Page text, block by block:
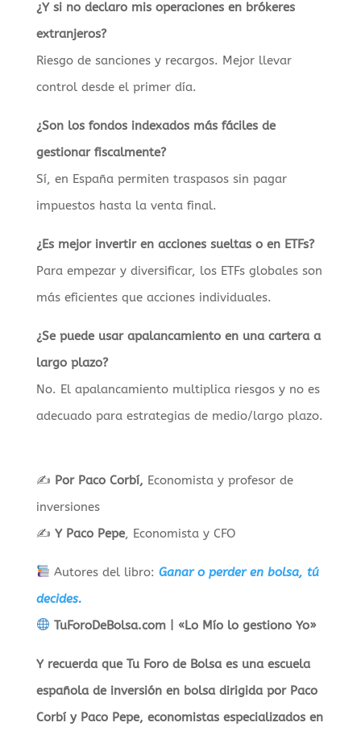
¿Y si no declaro mis operaciones en brókeres
extranjeros?
Riesgo de sanciones y recargos. Mejor llevar
control desde el primer día.
¿Son los fondos indexados más fáciles de
gestionar fiscalmente?
Sí, en España permiten traspasos sin pagar
impuestos hasta la venta final.
¿Es mejor invertir en acciones sueltas o en ETFs?
Para empezar y diversificar, los ETFs globales son
más eficientes que acciones individuales.
¿Se puede usar apalancamiento en una cartera a
largo plazo?
No. El apalancamiento multiplica riesgos y no es
adecuado para estrategias de medio/largo plazo.
✍️ Por Paco Corbí, Economista y profesor de
inversiones
✍️ Y Paco Pepe, Economista y CFO
Autores del libro: Ganar o perder en bolsa, tú
decides.
TuForoDeBolsa.com | «Lo Mío lo gestiono Yo»
Y recuerda que Tu Foro de Bolsa es una escuela
española de inversión en bolsa dirigida por Paco
Corbí y Paco Pepe, economistas especializados en